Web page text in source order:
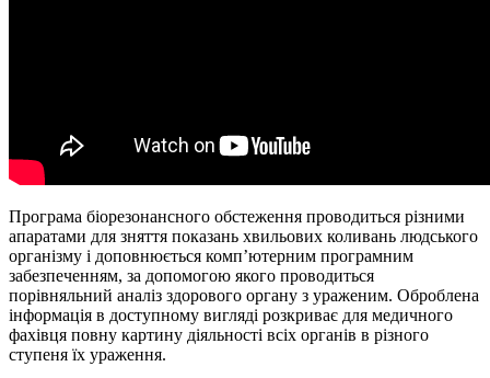
Програма біорезонансного обстеження проводиться різними
апаратами для зняття показань хвильових коливань людського
організму і доповнюється комп’ютерним програмним
забезпеченням, за допомогою якого проводиться
порівняльний аналіз здорового органу з ураженим. Оброблена
інформація в доступному вигляді розкриває для медичного
фахівця повну картину діяльності всіх органів в різного
ступеня їх ураження.